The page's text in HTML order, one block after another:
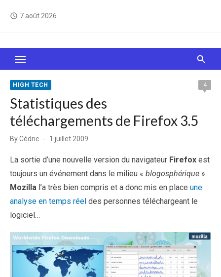
access_time 7 août 2026
Le Web, c'est comme une boîte de chocolats… On
sait jamais sur quoi on va tomber !
HIGH TECH 4
Statistiques des
téléchargements de Firefox 3.5
ByCédric
Posted
1 juillet 2009
La sortie d’une nouvelle version du navigateur Firefox est
toujours un événement dans le milieu « blogosphérique ».
Mozilla l’a très bien compris et a donc mis en place une
analyse en temps réel des personnes téléchargeant le
logiciel…